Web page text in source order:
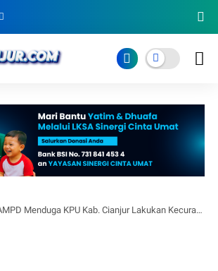
Menduga KPU Kab. Cianjur Lakukan Kecurangan Pemilu